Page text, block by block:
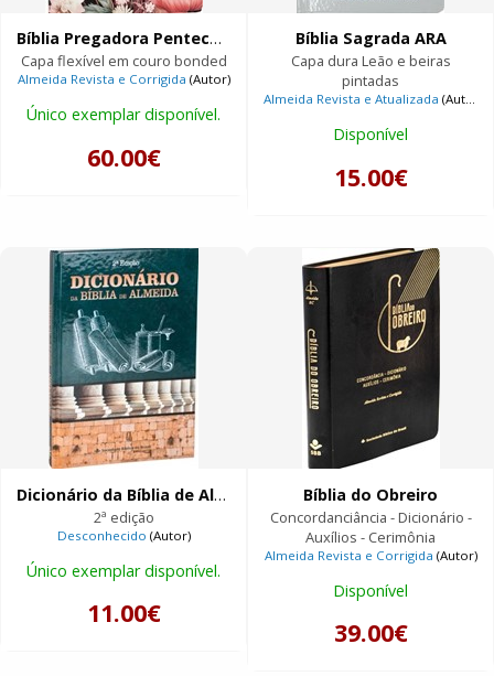
Bíblia Pregadora Pentecostal
Capa flexível em couro bonded
Almeida Revista e Corrigida (Autor)
Único exemplar disponível.
60.00€
Bíblia Sagrada ARA
Capa dura Leão e beiras
pintadas
Almeida Revista e Atualizada (Autor)
Disponível
15.00€
Dicionário da Bíblia de Almeida
2ª edição
Desconhecido (Autor)
Único exemplar disponível.
11.00€
Bíblia do Obreiro
Concordanciância - Dicionário -
Auxílios - Cerimônia
Almeida Revista e Corrigida (Autor)
Disponível
39.00€